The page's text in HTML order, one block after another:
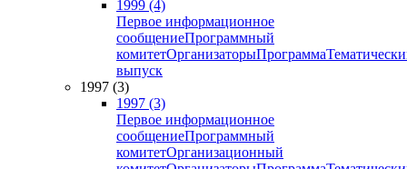
1999 (4)
Первое информационное
сообщениеПрограммный
комитетОрганизаторыПрограмма
выпуск
1997 (3)
1997 (3)
Первое информационное
сообщениеПрограммный
комитетОрганизационный